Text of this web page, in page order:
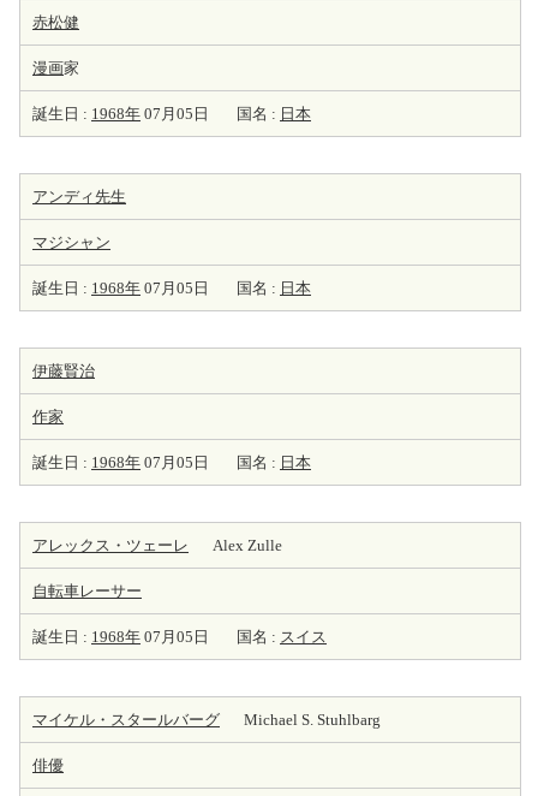
赤松健
漫画家
誕生日 : 1968年 07月05日 国名 : 日本
アンディ先生
マジシャン
誕生日 : 1968年 07月05日 国名 : 日本
伊藤賢治
作家
誕生日 : 1968年 07月05日 国名 : 日本
アレックス・ツェーレ Alex Zulle
自転車レーサー
誕生日 : 1968年 07月05日 国名 : スイス
マイケル・スタールバーグ Michael S. Stuhlbarg
俳優